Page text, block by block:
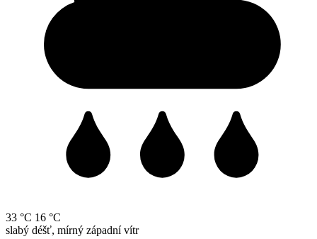
33 °C 16 °C
slabý déšť, mírný západní vítr